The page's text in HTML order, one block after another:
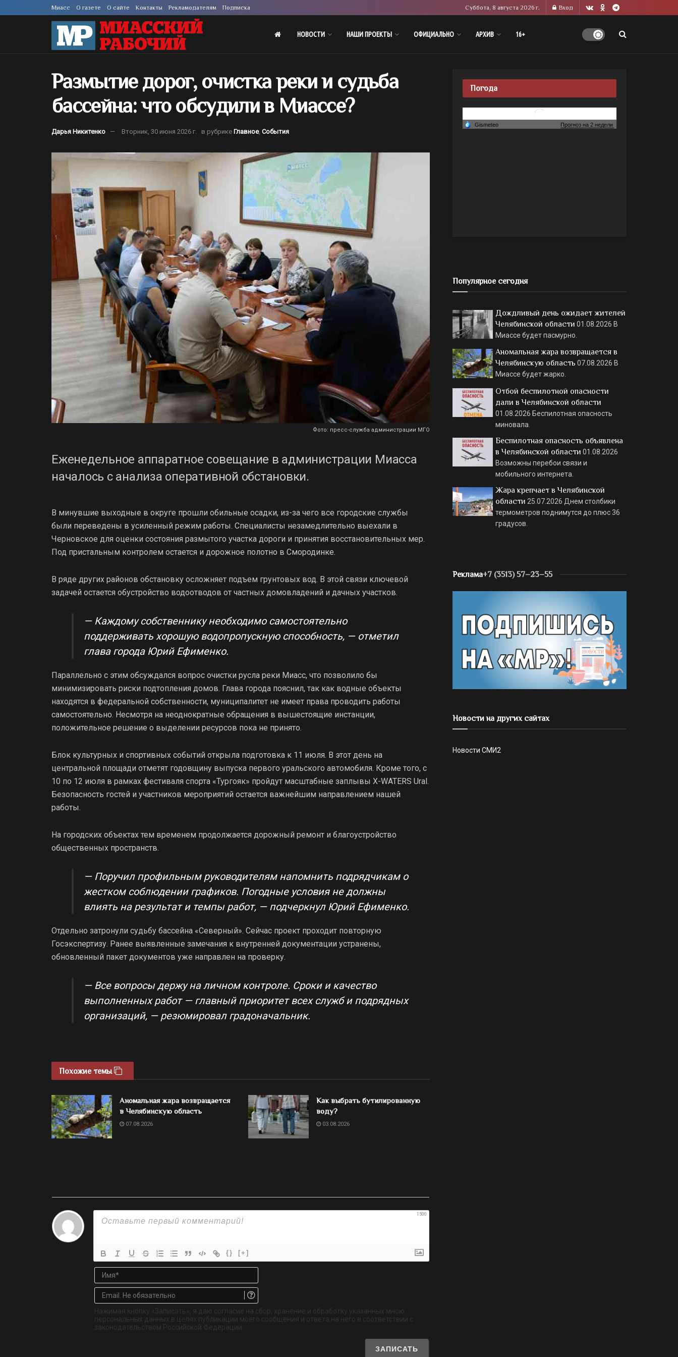
Миасс О газете О сайте Контакты Рекламодателям Подписка Суббота, 8 августа 2026 г. Вход
НОВОСТИ НАШИ ПРОЕКТЫ ОФИЦИАЛЬНО АРХИВ 16+
Размытие дорог, очистка реки и судьба
бассейна: что обсудили в Миассе?
Дарья Никитенко Вторник, 30 июня 2026 г. в рубрике Главное, События
Фото: пресс-служба администрации МГО
Еженедельное аппаратное совещание в администрации Миасса
началось с анализа оперативной обстановки.
В минувшие выходные в округе прошли обильные осадки, из-за чего все городские службы
были переведены в усиленный режим работы. Специалисты незамедлительно выехали в
Черновское для оценки состояния размытого участка дороги и принятия восстановительных мер.
Под пристальным контролем остается и дорожное полотно в Смородинке.
В ряде других районов обстановку осложняет подъем грунтовых вод. В этой связи ключевой
задачей остается обустройство водоотводов от частных домовладений и дачных участков.
— Каждому собственнику необходимо самостоятельно
поддерживать хорошую водопропускную способность, — отметил
глава города Юрий Ефименко.
Параллельно с этим обсуждался вопрос очистки русла реки Миасс, что позволило бы
минимизировать риски подтопления домов. Глава города пояснил, так как водные объекты
находятся в федеральной собственности, муниципалитет не имеет права проводить работы
самостоятельно. Несмотря на неоднократные обращения в вышестоящие инстанции,
положительное решение о выделении ресурсов пока не принято.
Блок культурных и спортивных событий открыла подготовка к 11 июля. В этот день на
центральной площади отметят годовщину выпуска первого уральского автомобиля. Кроме того, с
10 по 12 июля в рамках фестиваля спорта «Тургояк» пройдут масштабные заплывы X-WATERS Ural.
Безопасность гостей и участников мероприятий остается важнейшим направлением нашей
работы.
На городских объектах тем временем продолжается дорожный ремонт и благоустройство
общественных пространств.
— Поручил профильным руководителям напомнить подрядчикам о
жестком соблюдении графиков. Погодные условия не должны
влиять на результат и темпы работ, — подчеркнул Юрий Ефименко.
Отдельно затронули судьбу бассейна «Северный». Сейчас проект проходит повторную
Госэкспертизу. Ранее выявленные замечания к внутренней документации устранены,
обновленный пакет документов уже направлен на проверку.
— Все вопросы держу на личном контроле. Сроки и качество
выполненных работ — главный приоритет всех служб и подрядных
организаций, — резюмировал градоначальник.
Похожие темы
Аномальная жара возвращается
в Челябинскую область
07.08.2026
Как выбрать бутилированную
воду?
03.08.2026
1500
{} [+]
Имя*
Email.
обязательно
Нажимая кнопку «Записать», я даю согласие на сбор, хранение и обработку указанных мною
персональных данных в целях публикации моего сообщения и ответа на него в соответствии с
законодательством Российской Федерации.
Погода
Популярное сегодня
Дождливый день ожидает жителей
Челябинской области 01.08.2026 В
Миассе будет пасмурно.
Аномальная жара возвращается в
Челябинскую область 07.08.2026 В
Миассе будет жарко.
Отбой беспилотной опасности
дали в Челябинской области
01.08.2026 Беспилотная опасность
миновала.
Беспилотная опасность объявлена
в Челябинской области 01.08.2026
Возможны перебои связи и
мобильного интернета.
Жара крепчает в Челябинской
области 25.07.2026 Днем столбики
термометров поднимутся до плюс 36
градусов.
Реклама+7 (3513) 57–23–55
Новости на других сайтах
Новости СМИ2